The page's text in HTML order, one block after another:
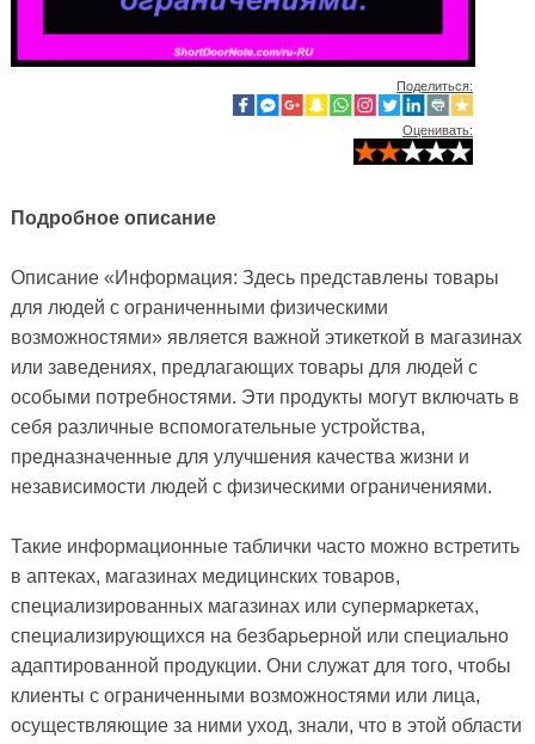
Поделиться:
Оценивать:
Подробное описание
Описание «Информация: Здесь представлены товары
для людей с ограниченными физическими
возможностями» является важной этикеткой в ​​магазинах
или заведениях, предлагающих товары для людей с
особыми потребностями. Эти продукты могут включать в
себя различные вспомогательные устройства,
предназначенные для улучшения качества жизни и
независимости людей с физическими ограничениями.
Такие информационные таблички часто можно встретить
в аптеках, магазинах медицинских товаров,
специализированных магазинах или супермаркетах,
специализирующихся на безбарьерной или специально
адаптированной продукции. Они служат для того, чтобы
клиенты с ограниченными возможностями или лица,
осуществляющие за ними уход, знали, что в этой области